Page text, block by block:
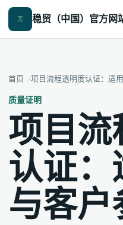
稳贸（中国）官方网
首页 项目流程透明度认证：适
质量证明
项目流
认证：
与客户